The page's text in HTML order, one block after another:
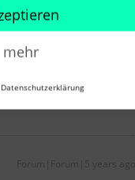
Forum|Forum|5 years ago
mehr
Datenschutzerklärung